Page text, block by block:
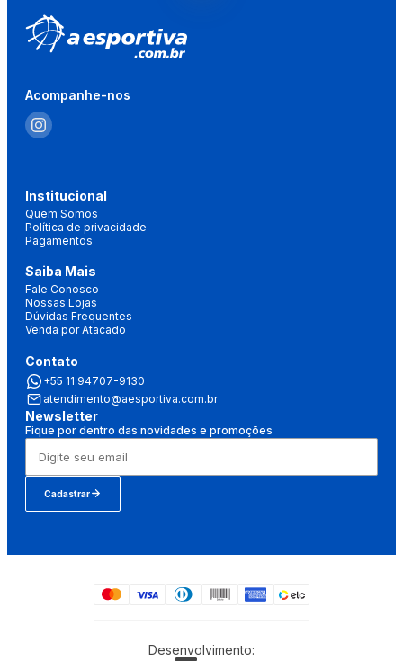
Acompanhe-nos
Institucional
Quem Somos
Política de privacidade
Pagamentos
Saiba Mais
Fale Conosco
Nossas Lojas
Dúvidas Frequentes
Venda por Atacado
Contato
+55 11 94707-9130
atendimento@aesportiva.com.br
Newsletter
Fique por dentro das novidades e promoções
Cadastrar
Desenvolvimento: